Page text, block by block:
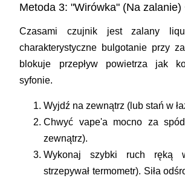
Metoda 3: "Wirówka" (Na
Czasami czujnik jest zalany
charakterystyczne bulgotanie przy
blokuje przepływ powietrza jak
syfonie.
Wyjdź na zewnątrz (lub stań w
Chwyć vape'a mocno za
zewnątrz).
Wykonaj szybki ruch ręką
strzepywał termometr). Siła